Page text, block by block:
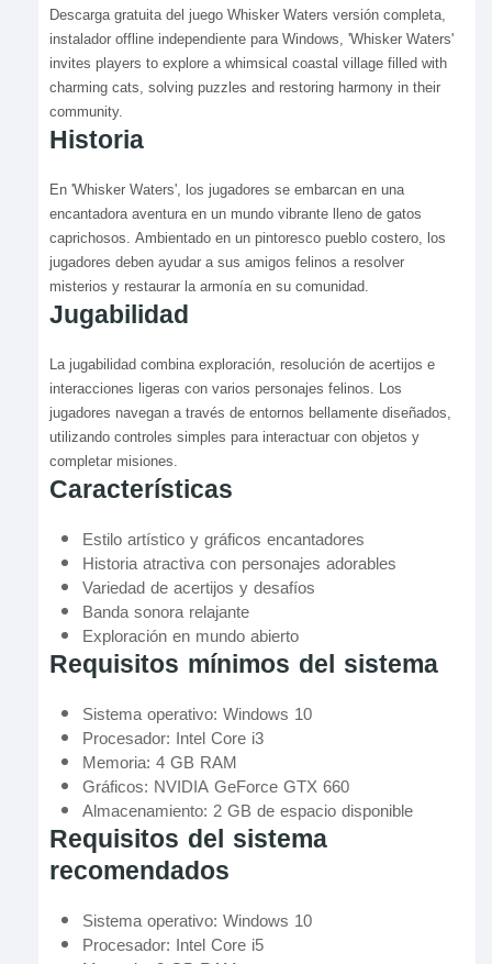
Descarga gratuita del juego Whisker Waters versión completa,
instalador offline independiente para Windows, 'Whisker Waters'
invites players to explore a whimsical coastal village filled with
charming cats, solving puzzles and restoring harmony in their
community.
Historia
En 'Whisker Waters', los jugadores se embarcan en una
encantadora aventura en un mundo vibrante lleno de gatos
caprichosos. Ambientado en un pintoresco pueblo costero, los
jugadores deben ayudar a sus amigos felinos a resolver
misterios y restaurar la armonía en su comunidad.
Jugabilidad
La jugabilidad combina exploración, resolución de acertijos e
interacciones ligeras con varios personajes felinos. Los
jugadores navegan a través de entornos bellamente diseñados,
utilizando controles simples para interactuar con objetos y
completar misiones.
Características
Estilo artístico y gráficos encantadores
Historia atractiva con personajes adorables
Variedad de acertijos y desafíos
Banda sonora relajante
Exploración en mundo abierto
Requisitos mínimos del sistema
Sistema operativo: Windows 10
Procesador: Intel Core i3
Memoria: 4 GB RAM
Gráficos: NVIDIA GeForce GTX 660
Almacenamiento: 2 GB de espacio disponible
Requisitos del sistema
recomendados
Sistema operativo: Windows 10
Procesador: Intel Core i5